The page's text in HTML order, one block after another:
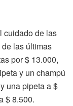
cuidado de las
las últimas
por $ 13.000,
y un champú
una pipeta a $
$ 8.500.